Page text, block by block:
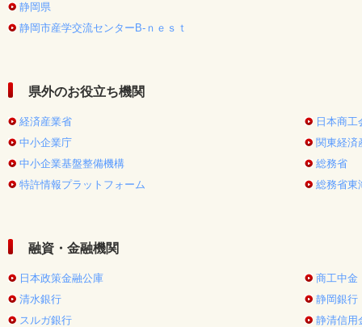
静岡県
静岡市産学交流センターB-ｎｅｓｔ
県外のお役立ち機関
経済産業省
日本商工
中小企業庁
関東経済
中小企業基盤整備機構
総務省
特許情報プラットフォーム
総務省東
融資・金融機関
日本政策金融公庫
商工中金
清水銀行
静岡銀行
スルガ銀行
静清信用